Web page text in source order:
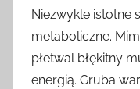
Niezwykle istotne
metaboliczne.
płetwal błękitny
energią. Gruba